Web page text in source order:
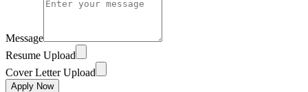
Message
Resume Upload
Cover Letter Upload
Apply Now